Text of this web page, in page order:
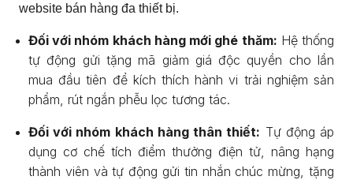
website bán hàng đa thiết bị.
Đối với nhóm khách hàng mới ghé thăm: Hệ thống
tự động gửi tặng mã giảm giá độc quyền cho lần
mua đầu tiên để kích thích hành vi trải nghiệm sản
phẩm, rút ngắn phễu lọc tương tác.
Đối với nhóm khách hàng thân thiết: Tự động áp
dụng cơ chế tích điểm thưởng điện tử, nâng hạng
thành viên và tự động gửi tin nhắn chúc mừng, tặng